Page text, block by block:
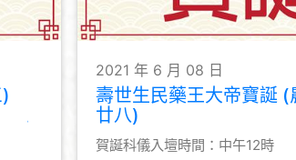
2021 年 6 月 08 日
壽世生民藥王大帝寶誕 (
廿八)
賀誕科儀入壇時間：中午12時